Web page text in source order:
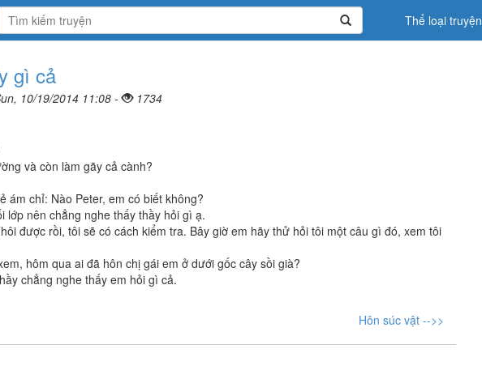
Thể loại truyện
gì cả
10/19/2014 11:08 - 1734
và còn làm gãy cả cành?
ám chỉ: Nào Peter, em có biết không?
lớp nên chẳng nghe thấy thầy hỏi gì ạ.
được rồi, tôi sẽ có cách kiểm tra. Bây giờ em hãy thử hỏi tôi một câu gì đó, xem tôi
hôm qua ai đã hôn chị gái em ở dưới gốc cây sồi già?
chẳng nghe thấy em hỏi gì cả.
Hôn súc vật -->>